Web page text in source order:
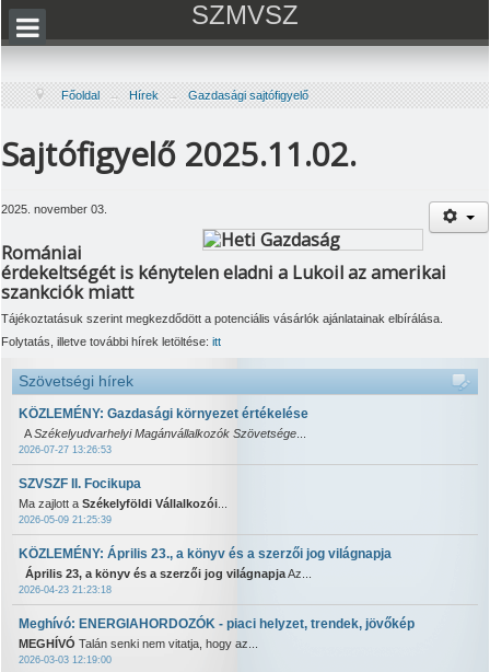
SZMVSZ
Főoldal → Hírek → Gazdasági sajtófigyelő
Sajtófigyelő 2025.11.02.
2025. november 03.
Romániai
érdekeltségét is kénytelen eladni a Lukoil az amerikai
szankciók miatt
Tájékoztatásuk szerint megkezdődött a potenciális vásárlók ajánlatainak elbírálása.
Folytatás, illetve további hírek letöltése: itt
Szövetségi hírek
KÖZLEMÉNY: Gazdasági környezet értékelése
ASzékelyudvarhelyi Magánvállalkozók Szövetsége
2026-07-27 13:26:53
SZVSZF II. Focikupa
Ma zajlott a Székelyföldi Vállalkozói
2026-05-09 21:25:39
KÖZLEMÉNY: Április 23., a könyv és a szerzői jog világnapja
Április 23, a könyv és a szerzői jog világnapjaAz...
2026-04-23 21:23:18
Meghívó: ENERGIAHORDOZÓK - piaci helyzet, trendek, jövőkép
MEGHÍVÓ Talán senki nem vitatja, hogy az...
2026-03-03 12:19:00